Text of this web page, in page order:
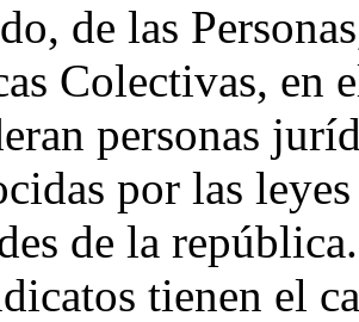
de las
Colectivas, en
personas
por las
de la
tienen el